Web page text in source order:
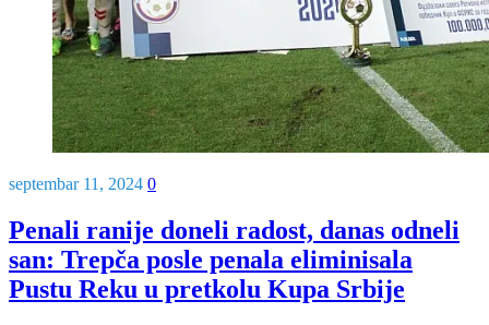
septembar 11, 2024 0
Penali ranije doneli radost, danas odneli
san: Trepča posle penala eliminisala
Pustu Reku u pretkolu Kupa Srbije